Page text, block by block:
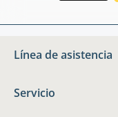
Línea de asistencia
Servicio